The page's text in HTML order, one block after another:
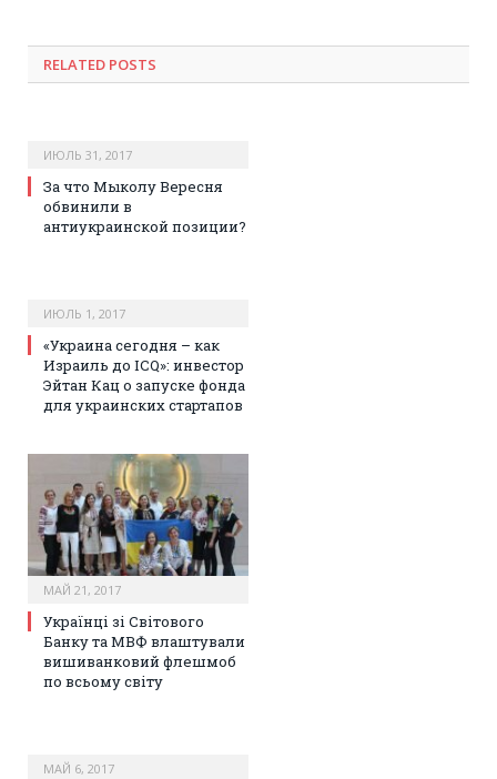
RELATED POSTS
ИЮЛЬ 31, 2017
За что Мыколу Вересня
обвинили в
антиукраинской позиции?
ИЮЛЬ 1, 2017
«Украина сегодня – как
Израиль до ICQ»: инвестор
Эйтан Кац о запуске фонда
для украинских стартапов
МАЙ 21, 2017
Українці зі Світового
Банку та МВФ влаштували
вишиванковий флешмоб
по всьому світу
МАЙ 6, 2017